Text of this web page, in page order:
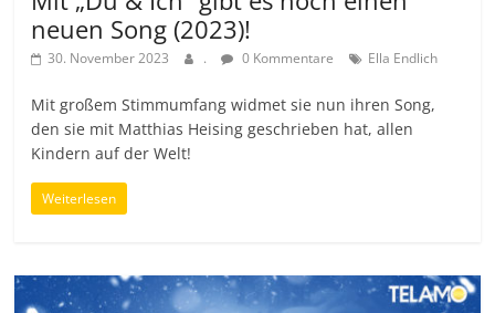
neuen Song (2023)!
30. November 2023 . 0 Kommentare Ella Endlich
Mit großem Stimmumfang widmet sie nun ihren Song,
den sie mit Matthias Heising geschrieben hat, allen
Kindern auf der Welt!
Weiterlesen